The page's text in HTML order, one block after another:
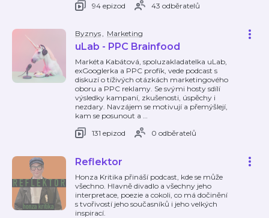
94 epizod
43 odběratelů
Byznys, Marketing
uLab - PPC Brainfood
Markéta Kabátová, spoluzakladatelka uLab,
exGooglerka a PPC profík, vede podcast s
diskuzí o tíživých otázkách marketingového
oboru a PPC reklamy. Se svými hosty sdílí
výsledky kampaní, zkušenosti, úspěchy i
nezdary. Navzájem se motivují a přemýšlejí,
kam se posunout a …
131 epizod
0 odběratelů
Reflektor
Honza Kritika přináší podcast, kde se může
všechno. Hlavně divadlo a všechny jeho
interpretace, poezie a cokoli, co má dočinění
s tvořivostí jeho současníků i jeho velkých
inspirací.